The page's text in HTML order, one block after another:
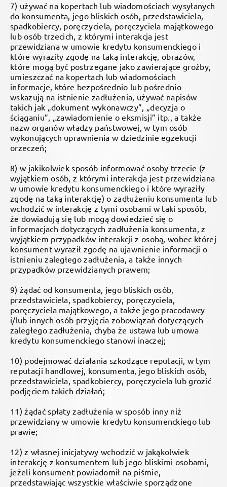
7) używać na kopertach lub wiadomościach wysyłanych
do konsumenta, jego bliskich osób, przedstawiciela,
spadkobiercy, poręczyciela, poręczyciela majątkowego
lub osób trzecich, z którymi interakcja jest
przewidziana w umowie kredytu konsumenckiego i
które wyraziły zgodę na taką interakcję, obrazów,
które mogą być postrzegane jako zawierające groźby,
umieszczać na kopertach lub wiadomościach
informacje, które bezpośrednio lub pośrednio
wskazują na istnienie zadłużenia, używać napisów
takich jak „dokument wykonawczy”, „decyzja o
ściąganiu”, „zawiadomienie o eksmisji” itp., a także
nazw organów władzy państwowej, w tym osób
wykonujących uprawnienia w dziedzinie egzekucji
orzeczeń;
8) w jakikolwiek sposób informować osoby trzecie (z
wyjątkiem osób, z którymi interakcja jest przewidziana
w umowie kredytu konsumenckiego i które wyraziły
zgodę na taką interakcję) o zadłużeniu konsumenta lub
wchodzić w interakcję z tymi osobami w taki sposób,
że dowiadują się lub mogą dowiedzieć się o
informacjach dotyczących zadłużenia konsumenta, z
wyjątkiem przypadków interakcji z osobą, wobec której
konsument wyraził zgodę na ujawnienie informacji o
istnieniu zaległego zadłużenia, a także innych
przypadków przewidzianych prawem;
9) żądać od konsumenta, jego bliskich osób,
przedstawiciela, spadkobiercy, poręczyciela,
poręczyciela majątkowego, a także jego pracodawcy
i/lub innych osób przyjęcia zobowiązań dotyczących
zaległego zadłużenia, chyba że ustawa lub umowa
kredytu konsumenckiego stanowi inaczej;
10) podejmować działania szkodzące reputacji, w tym
reputacji handlowej, konsumenta, jego bliskich osób,
przedstawiciela, spadkobiercy, poręczyciela lub grozić
podjęciem takich działań;
11) żądać spłaty zadłużenia w sposób inny niż
przewidziany w umowie kredytu konsumenckiego lub
prawie;
12) z własnej inicjatywy wchodzić w jakąkolwiek
interakcję z konsumentem lub jego bliskimi osobami,
jeżeli konsument powiadomił na piśmie,
przedstawiając wszystkie właściwie sporządzone